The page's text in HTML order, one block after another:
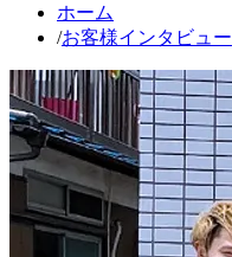
ホーム
/お客様インタビュー